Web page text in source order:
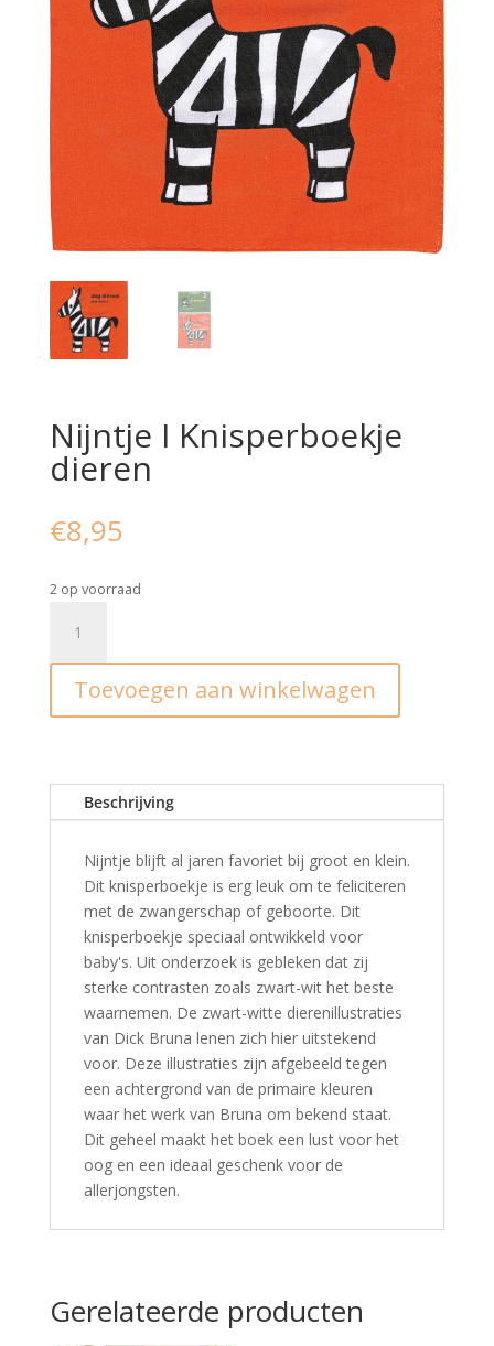
Nijntje I Knisperboekje
dieren
€8,95
2 op voorraad
Knisperboekje
dieren
aantal
Toevoegen aan winkelwagen
Beschrijving
Nijntje blijft al jaren favoriet bij groot en klein.
Dit knisperboekje is erg leuk om te feliciteren
met de zwangerschap of geboorte. Dit
knisperboekje speciaal ontwikkeld voor
baby's. Uit onderzoek is gebleken dat zij
sterke contrasten zoals zwart-wit het beste
waarnemen. De zwart-witte dierenillustraties
van Dick Bruna lenen zich hier uitstekend
voor. Deze illustraties zijn afgebeeld tegen
een achtergrond van de primaire kleuren
waar het werk van Bruna om bekend staat.
Dit geheel maakt het boek een lust voor het
oog en een ideaal geschenk voor de
allerjongsten.
Gerelateerde producten